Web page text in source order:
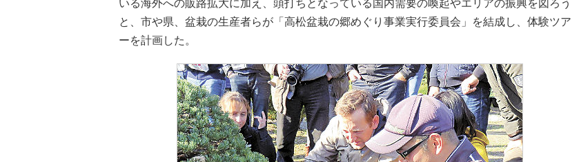
いる海外への販路拡大に加え、頭打ちとなっている国内需要の喚起やエリアの振興を図ろう
と、市や県、盆栽の生産者らが「高松盆栽の郷めぐり事業実行委員会」を結成し、体験ツア
ーを計画した。